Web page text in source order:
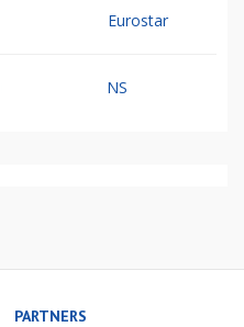
Eurostar
NS
PARTNERS